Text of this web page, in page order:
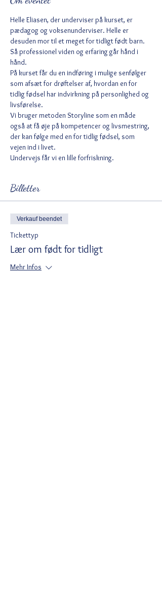
Helle Eliasen, der underviser på kurset, er
pædagog og voksenunderviser. Helle er
desuden mor til et meget for tidligt født barn.
Så professionel viden og erfaring går hånd i
hånd.
På kurset får du en indføring i mulige senfølger
som afsæt for drøftelser af, hvordan en for
tidlig fødsel har indvirkning på personlighed og
livsførelse.
Vi bruger metoden Storyline som en måde
også at få øje på kompetencer og livsmestring,
der kan følge med en for tidlig fødsel, som
vejen ind i livet.
Undervejs får vi en lille forfriskning.
Billetter
Verkauf beendet
Tickettyp
Lær om født for tidligt
Mehr Infos